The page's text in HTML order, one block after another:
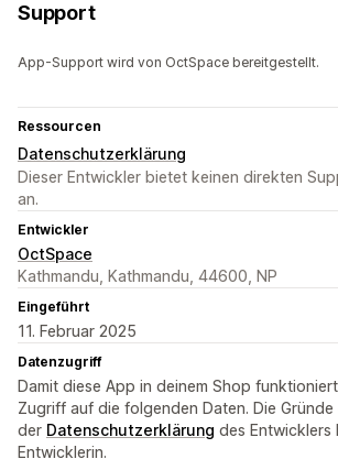
Support
App-Support wird von OctSpace bereitgestellt.
Ressourcen
Datenschutzerklärung
Dieser Entwickler bietet keinen direkten
an.
Entwickler
OctSpace
Kathmandu, Kathmandu, 44600, NP
Eingeführt
11. Februar 2025
Datenzugriff
Damit diese App in deinem Shop
Zugriff auf die folgenden Daten. Die
der Datenschutzerklärung des Entwicklers
Entwicklerin.